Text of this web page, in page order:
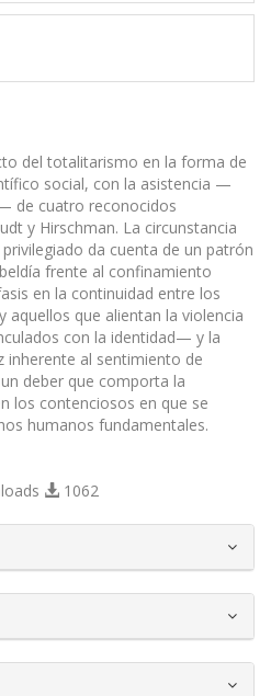
del totalitarismo en la forma de
social, con la asistencia —
de cuatro reconocidos
y Hirschman. La circunstancia
da cuenta de un patrón
frente al confinamiento
en la continuidad entre los
aquellos que alientan la violencia
con la identidad— y la
inherente al sentimiento de
deber que comporta la
los contenciosos en que se
humanos fundamentales.
1062